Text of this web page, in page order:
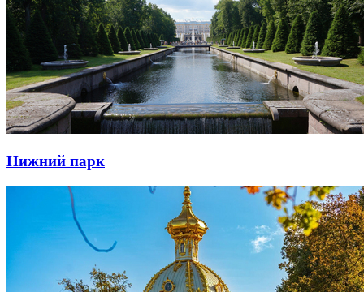
Нижний парк